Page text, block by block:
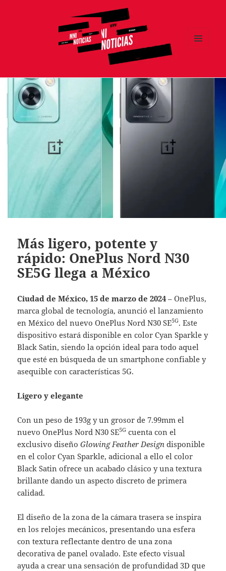
Más ligero, potente y
rápido: OnePlus Nord N30
SE5G llega a México
Ciudad de México, 15 de marzo de 2024 – OnePlus,
marca global de tecnología, anunció el lanzamiento
en México del nuevo OnePlus Nord N30 SE5G. Este
dispositivo estará disponible en color Cyan Sparkle y
Black Satin, siendo la opción ideal para todo aquel
que esté en búsqueda de un smartphone confiable y
asequible con características 5G.
Ligero y elegante
Con un peso de 193g y un grosor de 7.99mm el
nuevo OnePlus Nord N30 SE5G cuenta con el
exclusivo diseñoGlowing Feather Design disponible
en el color Cyan Sparkle, adicional a ello el color
Black Satin ofrece un acabado clásico y una textura
brillante dando un aspecto discreto de primera
calidad.
El diseño de la zona de la cámara trasera se inspira
en los relojes mecánicos, presentando una esfera
con textura reflectante dentro de una zona
decorativa de panel ovalado. Este efecto visual
ayuda a crear una sensación de profundidad 3D que